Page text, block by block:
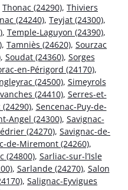
Thonac (24290), Thiviers
(24240), Teyjat (24300),
, Temple-Laguyon (24390),
, Tamniès (24620), Sourzac
, Soudat (24360), Sorges
en-Périgord (24170),
(24500), Simeyrols
(24410), Serres-et-
(24290), Sencenac-Puy-de-
Angel (24300), Savignac-
(24270), Savignac-de-
de-Miremont (24260),
(24800), Sarliac-sur-l’Isle
, Sarlande (24270), Salon
, Salignac-Eyvigues